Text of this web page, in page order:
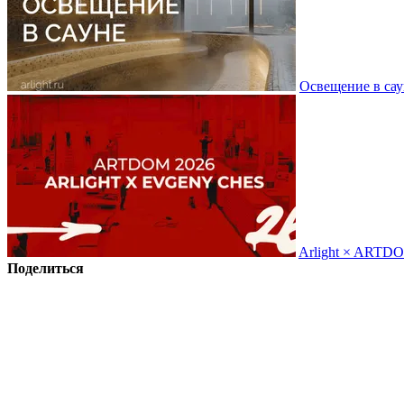
Освещение в
Arlight ×
Поделиться